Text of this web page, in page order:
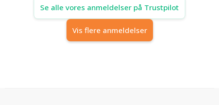
Se alle vores anmeldelser på Trustpilot
Vis flere anmeldelser